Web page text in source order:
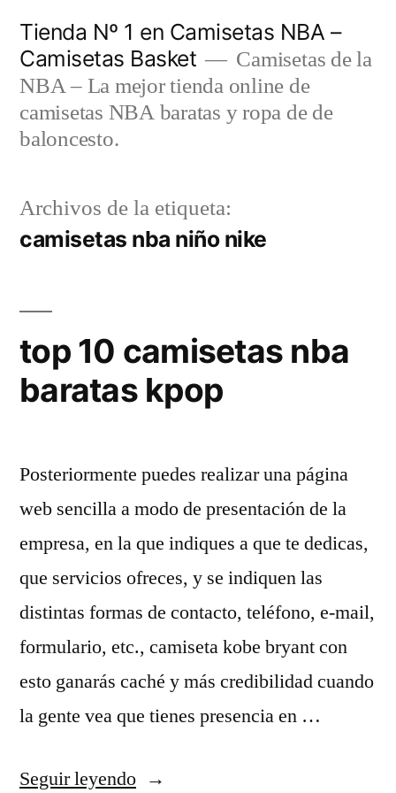
contenido
Tienda Nº 1 en Camisetas NBA –
Camisetas Basket
Camisetas de la
NBA – La mejor tienda online de
camisetas NBA baratas y ropa de de
baloncesto.
Archivos de la etiqueta:
camisetas nba niño nike
top 10 camisetas nba
baratas kpop
Posteriormente puedes realizar una página
web sencilla a modo de presentación de la
empresa, en la que indiques a que te dedicas,
que servicios ofreces, y se indiquen las
distintas formas de contacto, teléfono, e-mail,
formulario, etc., camiseta kobe bryant con
esto ganarás caché y más credibilidad cuando
la gente vea que tienes presencia en …
Seguir leyendo«top